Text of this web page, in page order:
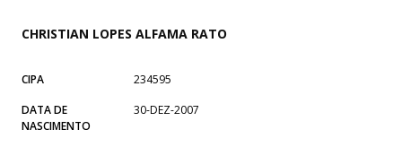
CHRISTIAN LOPES ALFAMA RATO
CIPA
234595
DATA DE
NASCIMENTO
30-DEZ-2007